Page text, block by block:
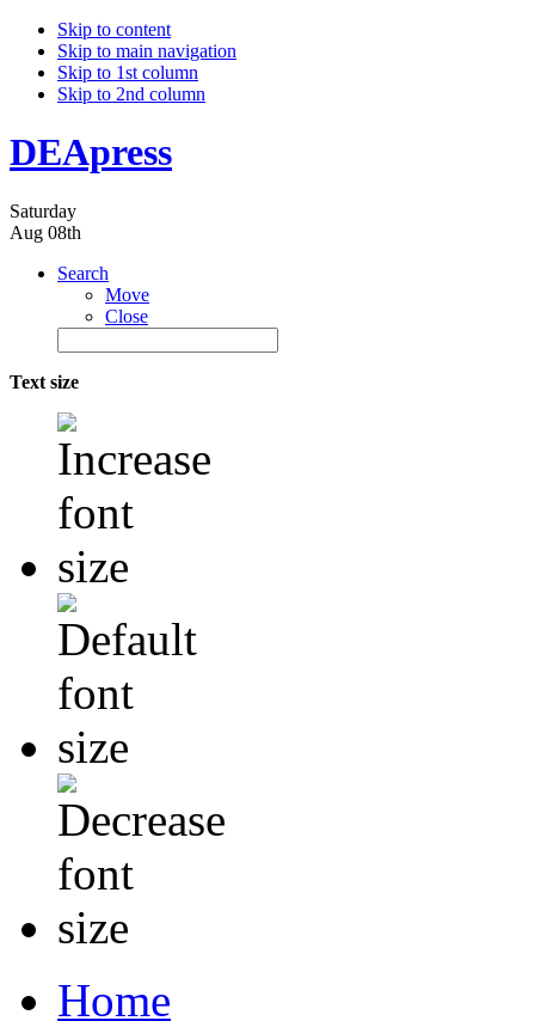
Skip to content
Skip to main navigation
Skip to 1st column
Skip to 2nd column
DEApress
Saturday
Aug 08th
Search
Move
Close
Text size
Home